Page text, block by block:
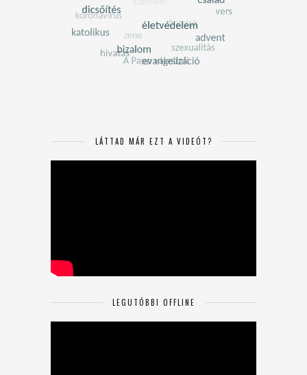
LÁTTAD MÁR EZT A VIDEÓT?
LEGUTÓBBI OFFLINE